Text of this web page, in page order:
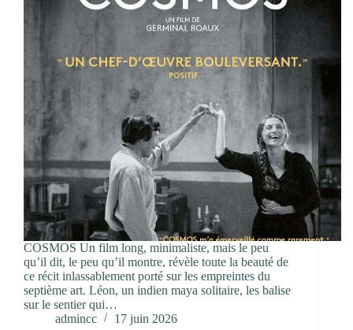
COSMOS Un film long, minimaliste, mais le peu
qu’il dit, le peu qu’il montre, révèle toute la beauté de
ce récit inlassablement porté sur les empreintes du
septième art. Léon, un indien maya solitaire, les balise
sur le sentier qui…
admincc
17 juin 2026